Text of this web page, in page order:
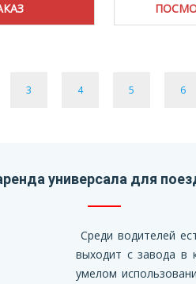
3 4 5 6
универсала для
Среди водителей
выходит с завода в
умелом